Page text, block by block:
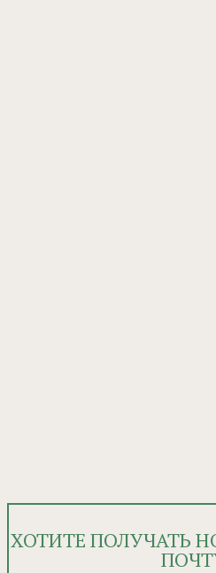
ХОТИТЕ ПОЛУЧАТЬ